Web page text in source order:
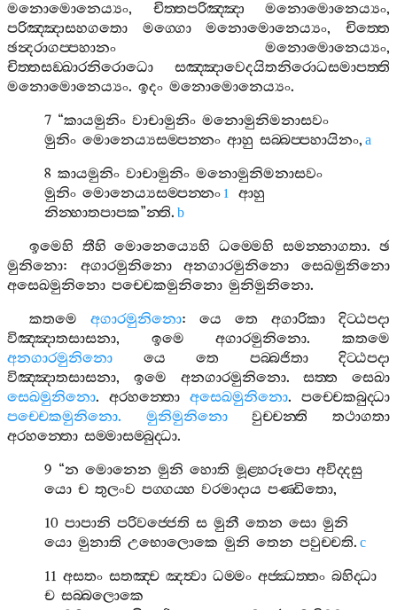
මනොමොනෙය්‍යං, චිත‍්තපරිඤ‍්ඤා මනොමොනෙය්‍යං,
පරිඤ‍්ඤාසහගතො
මග‍්ගො මනොමොනෙය්‍යං,චිත‍්තෙ
ඡන්‍දරාගප‍්පහානං
මනොමොනෙය්‍යං,
චිත‍්තසඞ‍්ඛාරනිරොධො
සඤ‍්ඤාවෙදයිතනිරොධසමාපත‍්ති
මනොමොනෙය්‍යං. ඉදං මනොමොනෙය්‍යං.
7 “කායමුනිං වාචාමුනිං මනොමුනිමනාසවං
මුනිං මොනෙය්‍යසම‍්පන‍්නං ආහු සබ‍්බප‍්පහායිනං, a
8කායමුනිං වාචාමුනිං මනොමුනිමනාසවං
මුනිං මොනෙය්‍යසම‍්පන‍්නං 1
ආහු
නින‍්හාතපාපක”න‍්ති. b
ඉමෙහි තීහි මොනෙය්‍යෙහි ධම‍්මෙහි සමන‍්නාගතා. ඡ
මුනිනො: අගාරමුනිනො අනගාරමුනිනො
සෙඛමුනිනො
අසෙඛමුනිනො පච‍්චෙකමුනිනො මුනිමුනිනො.
කතමෙ
අගාරමුනිනො:යෙ තෙ අගාරිකා
දිට‍්ඨපදා
විඤ‍්ඤාතසාසනා, ඉමෙ අගාරමුනිනො.කතමෙ
අනගාරමුනිනො
යෙ තෙ පබ‍්බජිතා
දිට‍්ඨපදා
විඤ‍්ඤාතසාසනා, ඉමෙ අනගාරමුනිනො.සත‍්ත
සෙඛා
සෙඛමුනිනො. අරහන‍්තො අසෙඛමුනිනො. පච‍්චෙකබුද‍්ධා
පච‍්චෙකමුනිනො. මුනිමුනිනො වුච‍්චන‍්ති
තථාගතා
අරහන‍්තො සම‍්මාසම‍්බුද‍්ධා.
9 “න මොනෙන මුනි හොති මූළ‍්හරූපො අවිද‍්දසු
යො ච තුලංව පග‍්ගය‍්හ වරමාදාය පණ‍්ඩිතො,
10පාපානි පරිවජ‍්ජෙති ස මුනී තෙන සො මුනි
යො මුනාති උභොලොකෙ මුනි තෙන පවුච‍්චති. c
11අසතං සතඤ‍්ච ඤත්‍වා ධම‍්මං අජ‍්ඣත‍්තං බහිද‍්ධා
ච සබ‍්බලොකෙ